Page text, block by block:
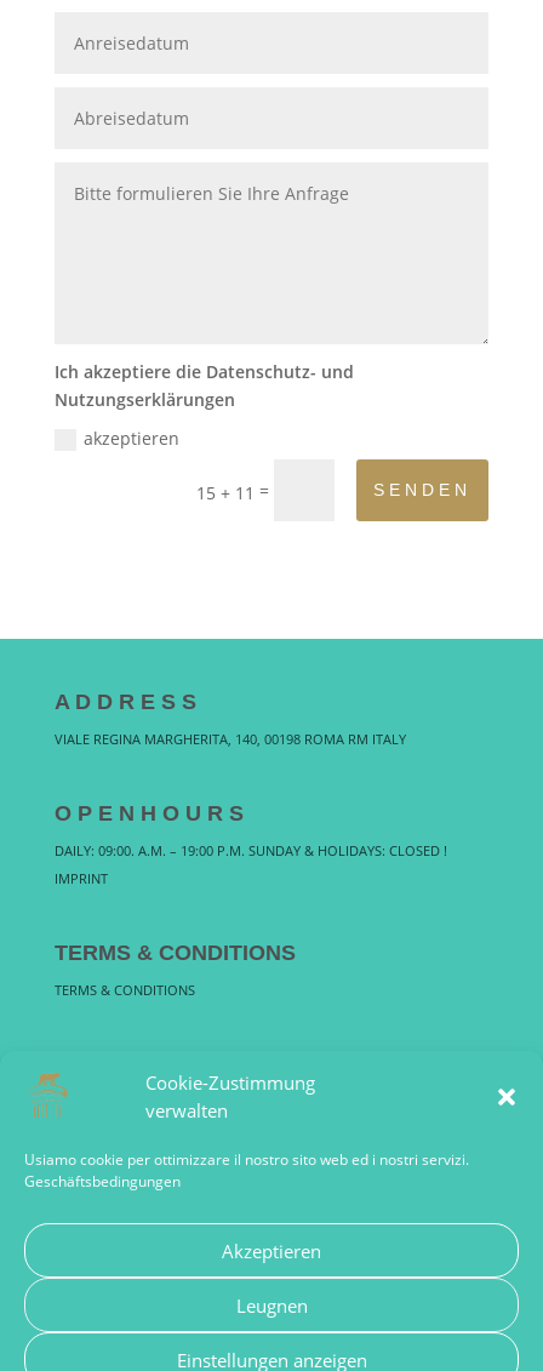
Cookie-Zustimmung
verwalten
Usiamo cookie per ottimizzare il nostro sito web ed i nostri servizi.
Geschäftsbedingungen
Akzeptieren
Leugnen
Einstellungen anzeigen
Ich akzeptiere die Datenschutz- und
Nutzungserklärungen
akzeptieren
15 + 11 = SENDEN
A D D R E S S
VIALE REGINA MARGHERITA, 140, 00198 ROMA RM ITALY
O P E N H O U R S
DAILY: 09:00. A.M. – 19:00 P.M. SUNDAY & HOLIDAYS: CLOSED !
IMPRINT
TERMS & CONDITIONS
TERMS & CONDITIONS
FREQUENTLY ASKED QUESTIONS
Italia PIVA: 15472211000 | romeguideoffice@gmail.com Tel: